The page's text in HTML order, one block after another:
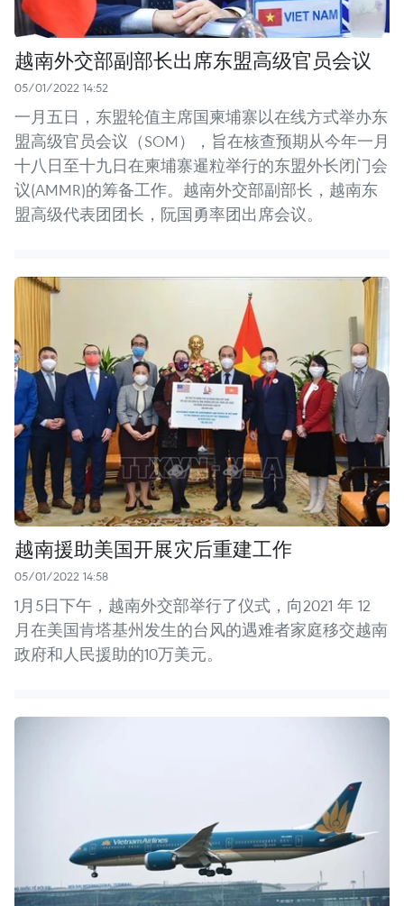
越南外交部副部长出席东盟高级官员会议
05/01/2022 14:52
一月五日，东盟轮值主席国柬埔寨以在线方式举办东
盟高级官员会议（SOM），旨在核查预期从今年一月
十八日至十九日在柬埔寨暹粒举行的东盟外长闭门会
议(AMMR)的筹备工作。越南外交部副部长，越南东
盟高级代表团团长，阮国勇率团出席会议。
越南援助美国开展灾后重建工作
05/01/2022 14:58
1月5日下午，越南外交部举行了仪式，向2021 年 12
月在美国肯塔基州发生的台风的遇难者家庭移交越南
政府和人民援助的10万美元。